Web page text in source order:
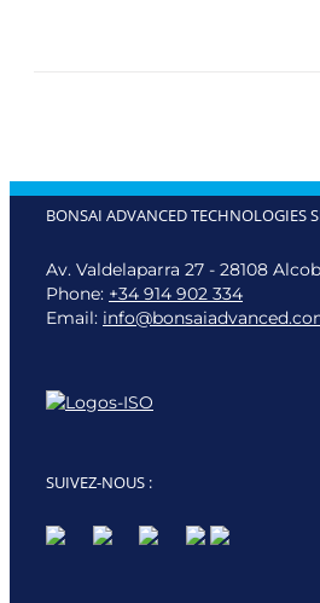
BONSAI ADVANCED TECHNOLOGIES
Av. Valdelaparra 27 - 28108
Phone: +34 914 902 334
Email:
SUIVEZ-NOUS :